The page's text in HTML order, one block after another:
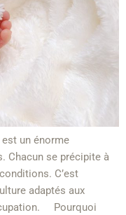
est un énorme
Chacun se précipite à
C’est
adaptés aux
Pourquoi